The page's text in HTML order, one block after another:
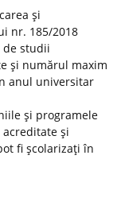
şi
nr. 185/2018
studii
şi numărul maxim
anul universitar
şi programele
şi
fi şcolarizaţi în